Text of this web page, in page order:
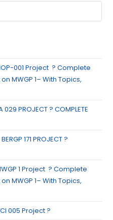
001 Project ? Complete
MWGP 1– With Topics,
PROJECT ? COMPLETE
171 PROJECT ?
1 Project ? Complete
MWGP 1– With Topics,
005 Project ?